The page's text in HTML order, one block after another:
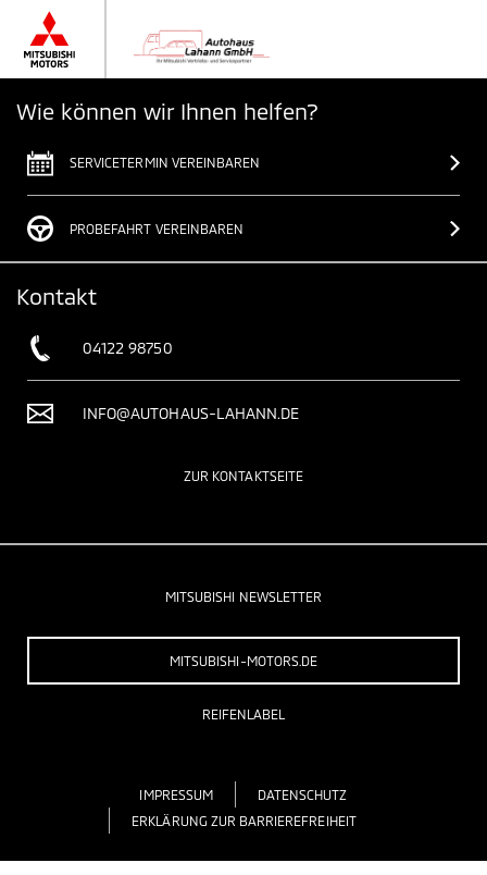
Wie können wir Ihnen helfen?
SERVICETERMIN VEREINBAREN
PROBEFAHRT VEREINBAREN
Kontakt
04122 98750
INFO@AUTOHAUS-LAHANN.DE
ZUR KONTAKTSEITE
MITSUBISHI NEWSLETTER
MITSUBISHI-MOTORS.DE
REIFENLABEL
IMPRESSUM
DATENSCHUTZ
ERKLÄRUNG ZUR BARRIEREFREIHEIT